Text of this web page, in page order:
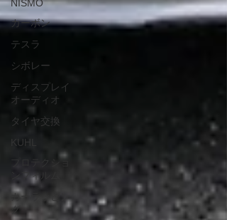
NISMO
カーボン
テスラ
シボレー
ディスプレイ
オーディオ
タイヤ交換
KUHL
プロテクショ
ンフィルム
カーラッピン
グ